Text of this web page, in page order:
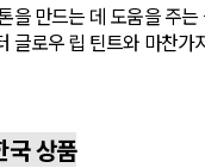
을 만드는 데 도움을 주
글로우 립 틴트와 마찬
국 상품